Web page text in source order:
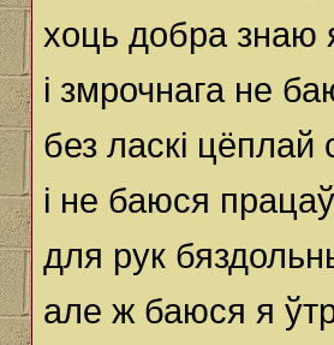
хоць добра
і змрочнага не
без ласкі
і не баюся
для рук
але ж баюся я